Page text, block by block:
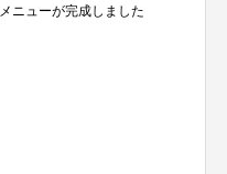
メニューが完成しました